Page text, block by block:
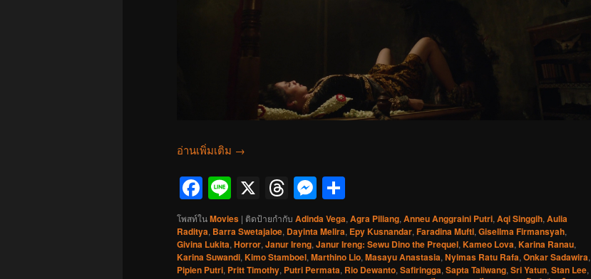
อ่านเพิ่มเติม →
Facebook
Line
X Threads
Messenger
โพสท์ในMovies | ติดป้ายกำกับ Adinda Vega,Agra Piliang,Anneu Anggraini Putri,Aqi Singgih,Aulia
Raditya, Barra Swetajaloe, Dayinta Melira, Epy Kusnandar,Faradina Mufti,Gisellma Firmansyah,
Givina Lukita,Horror,Janur Ireng,Janur Ireng: Sewu Dino the Prequel,Kameo Lova,Karina Ranau,
Karina Suwandi,Kimo Stamboel,Marthino Lio,Masayu Anastasia,Nyimas Ratu Rafa,Onkar Sadawira,
Pipien Putri, Pritt Timothy, Putri Permata, Rio Dewanto,Safiringga,Sapta Taliwang,Sri Yatun,Stan Lee,